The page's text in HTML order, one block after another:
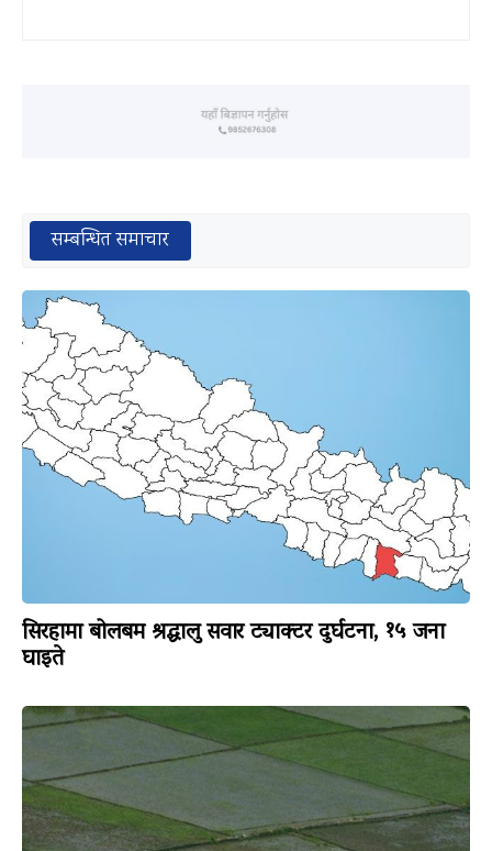
सम्बन्धित समाचार
सिरहामा बोलबम श्रद्धालु सवार ट्याक्टर दुर्घटना, १५ जना
घाइते